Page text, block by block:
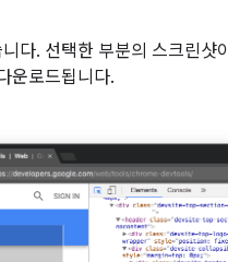
다. 선택한 부분의 스크린샷이
운로드됩니다.